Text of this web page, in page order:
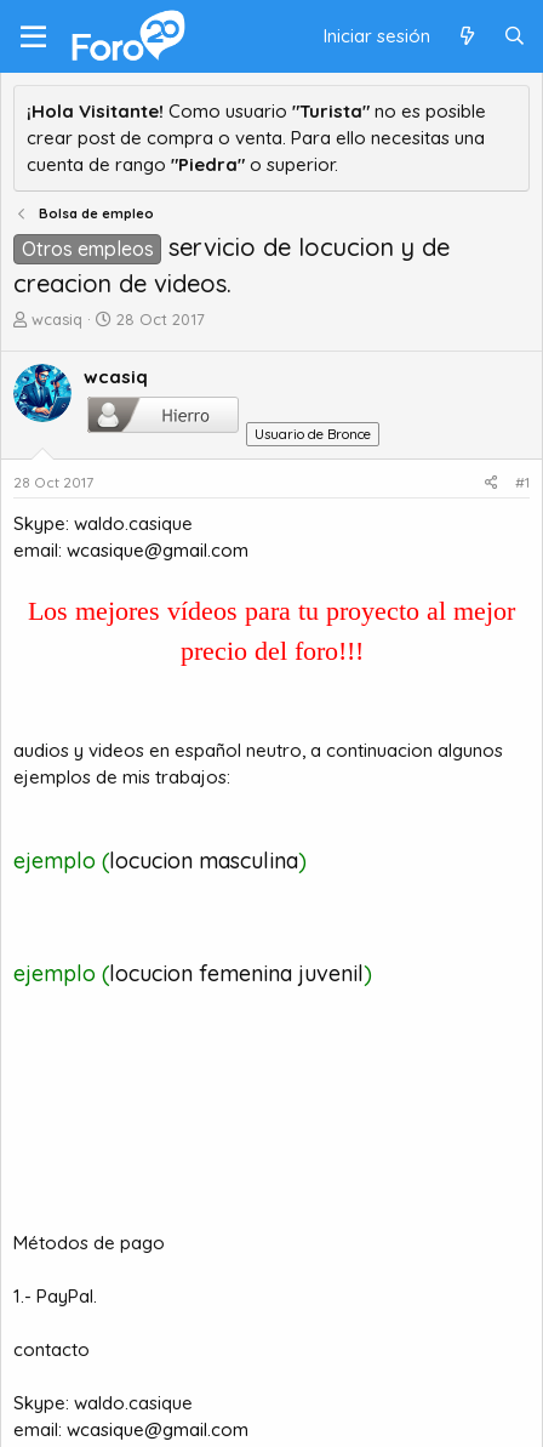
Iniciar sesión
¡Hola Visitante! Como usuario "Turista" no es posible
crear post de compra o venta. Para ello necesitas una
cuenta de rango "Piedra" o superior.
Bolsa de empleo
Otros empleos
servicio de locucion y de
creacion de videos.
A
t
o
r
e
t
m
a
wcasiq
F
h
a
d
e
i
c
28 Oct 2017
wcasiq
Usuario de Bronce
28 Oct 2017 #1
Skype: waldo.casique
email: wcasique@gmail.com
Los mejores vídeos para tu proyecto al mejor
precio del foro!!!
audios y videos en español neutro, a continuacion algunos
ejemplos de mis trabajos:
ejemplo (locucion masculina)
ejemplo (locucion femenina juvenil)
Métodos de pago
1.- PayPal.
contacto
Skype: waldo.casique
email: wcasique@gmail.com